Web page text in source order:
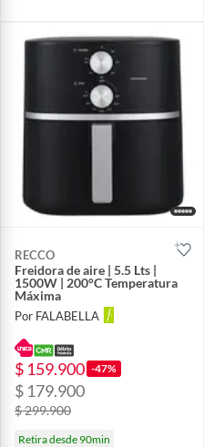
RECCO
Freidora de aire | 5.5 Lts |
1500W | 200°C Temperatura
Máxima
Por FALABELLA
$ 159.900 -47%
$ 179.900
$ 299.900
Retira desde 90min